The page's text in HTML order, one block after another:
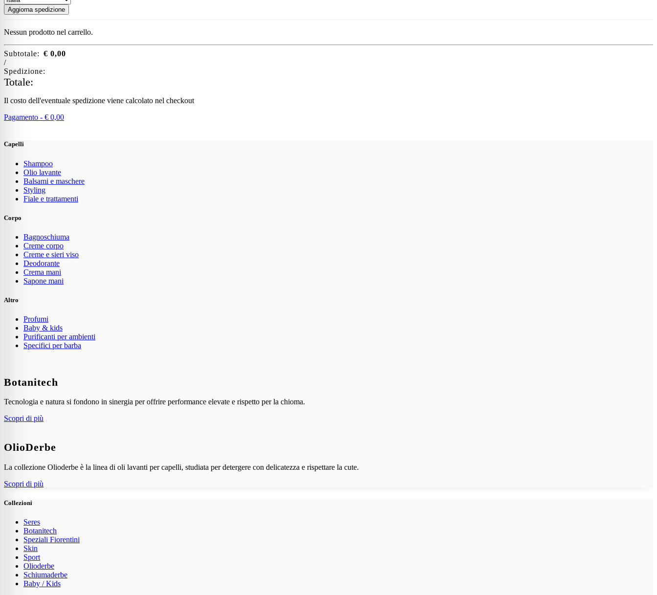
Aggiorna spedizione
Nessun prodotto nel carrello.
Subtotale: € 0,00
/
Spedizione:
Totale:
Il costo dell'eventuale spedizione viene calcolato nel checkout
Pagamento - € 0,00
Capelli
Shampoo
Olio lavante
Balsami e maschere
Styling
Fiale e trattamenti
Corpo
Bagnoschiuma
Creme corpo
Creme e sieri viso
Deodorante
Crema mani
Sapone mani
Altro
Profumi
Baby & kids
Purificanti per ambienti
Specifici per barba
Botanitech
Tecnologia e natura si fondono in sinergia per offrire performance elevate e rispetto per la chioma.
Scopri di più
OlioDerbe
La collezione Olioderbe è la linea di oli lavanti per capelli, studiata per detergere con delicatezza e rispettare la cute.
Scopri di più
Collezioni
Seres
Botanitech
Speziali Fiorentini
Skin
Sport
Olioderbe
Schiumaderbe
Baby / Kids